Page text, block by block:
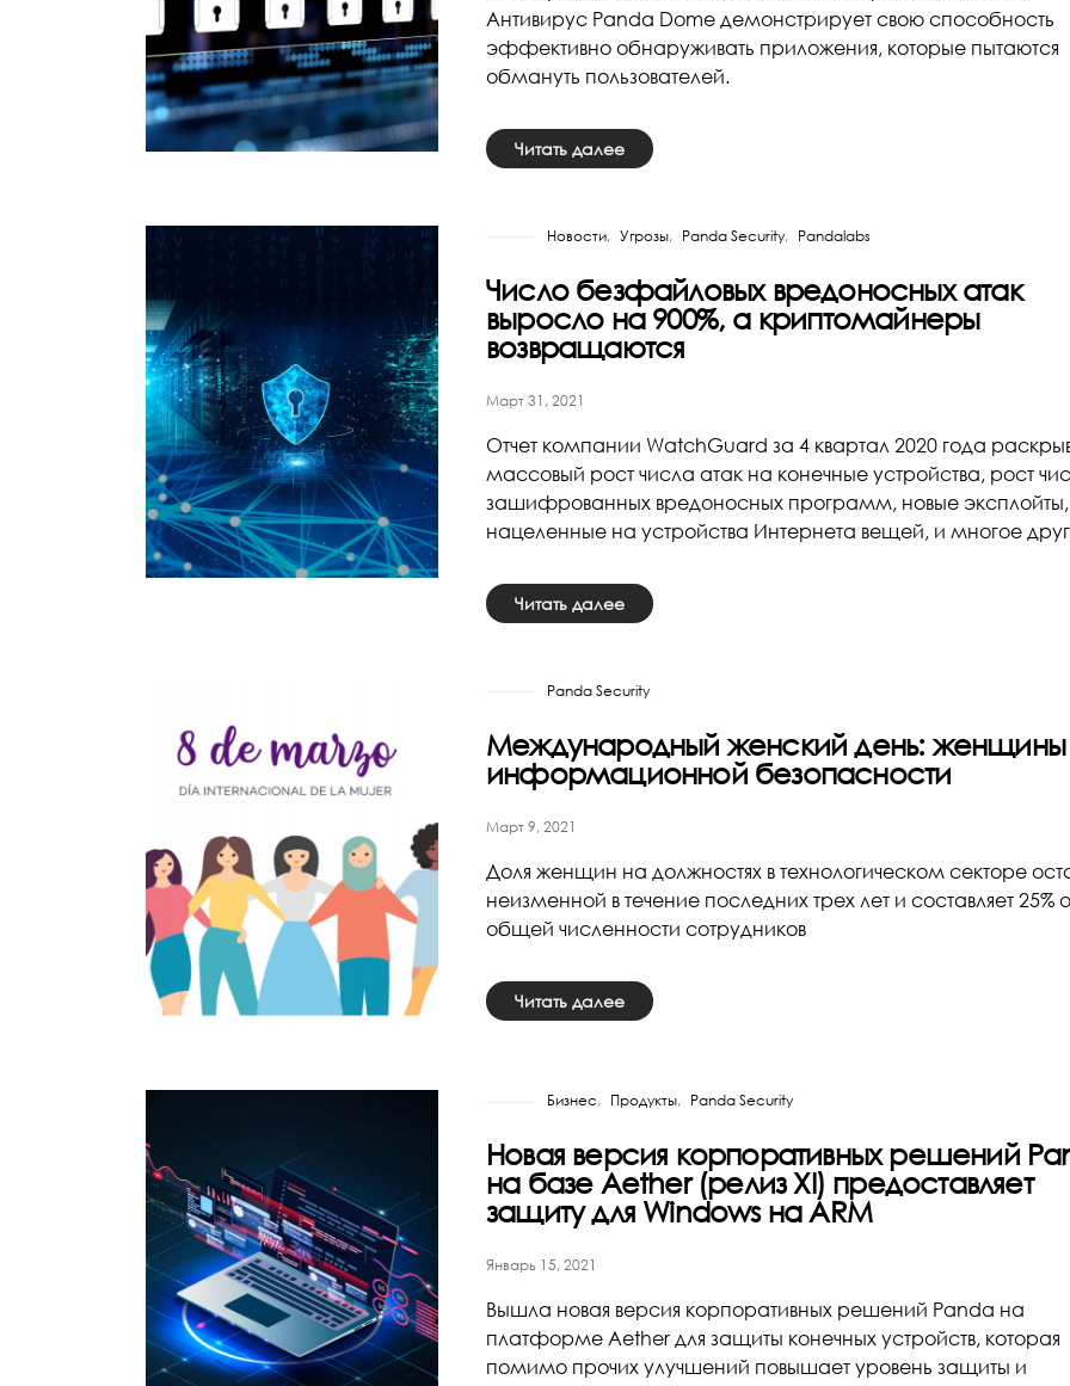
Антивирус Panda Dome демонстрирует свою способность
эффективно обнаруживать приложения, которые пытаются
обмануть пользователей.
Читать далее
Новости Угрозы Panda Security Pandalabs
Число безфайловых вредоносных атак
выросло на 900%, а криптомайнеры
возвращаются
Март 31, 2021
Отчет компании WatchGuard за 4 квартал 2020 года
массовый рост числа атак на конечные устройства, рост
зашифрованных вредоносных программ, новые эксплойты,
нацеленные на устройства Интернета вещей, и многое
Читать далее
Panda Security
Международный женский день: женщины
информационной безопасности
Март 9, 2021
Доля женщин на должностях в технологическом секторе
неизменной в течение последних трех лет и составляет 25%
общей численности сотрудников
Читать далее
Бизнес Продукты Panda Security
Новая версия корпоративных решений
на базе Aether (релиз XI) предоставляет
защиту для Windows на ARM
Январь 15, 2021
Вышла новая версия корпоративных решений Panda на
платформе Aether для защиты конечных устройств, которая
помимо прочих улучшений повышает уровень защиты и